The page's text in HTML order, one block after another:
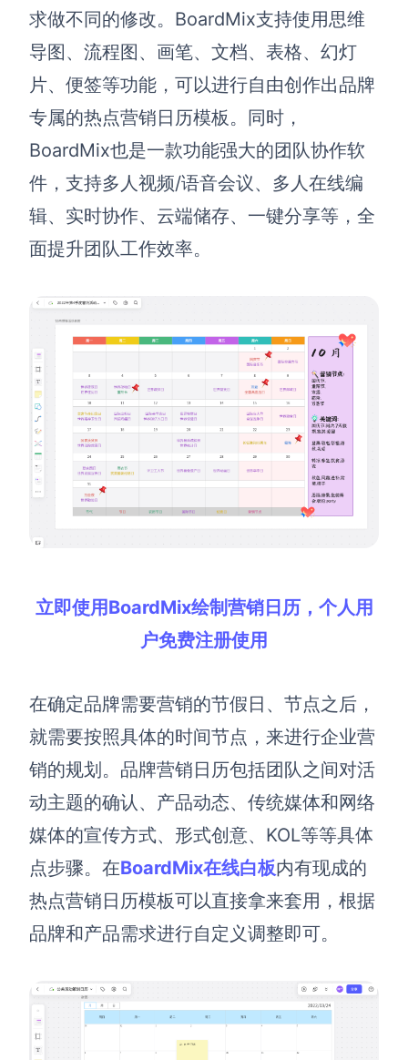
求做不同的修改。 BoardMix支持使用思维
导图、流程图、 画笔、文档、表格、幻灯
片、便签等功能，可以进行自由创作出品牌
专属的热点营销日历模板。同时，
BoardMix也是一款功能强大的团队协作软
件，支持多人视频/语音会议、多人在线编
辑、实时协作、云端储存、一键分享等，全
面提升团队工作效率。
立即使用BoardMix绘制营销日历，个人用
户免费注册使用
在确定品牌需要营销的节假日、节点之后，
就需要按照具体的时间节点，来进行企业营
销的规划。品牌营销日历包括团队之间对活
动主题的确认、产品动态、传统媒体和网络
媒体的宣传方式、形式创意、KOL等等具体
点步骤。在BoardMix在线白板内有现成的
热点营销日历模板可以直接拿来套用，根据
品牌和产品需求进行自定义调整即可。